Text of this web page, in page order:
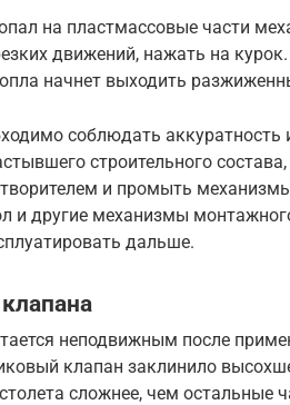
на пластмассовые части
движений, нажать на
начнет выходить
соблюдать аккуратность
строительного
и промыть
и другие механизмы
дальше.
неподвижным после
клапан заклинило
сложнее, чем остальные